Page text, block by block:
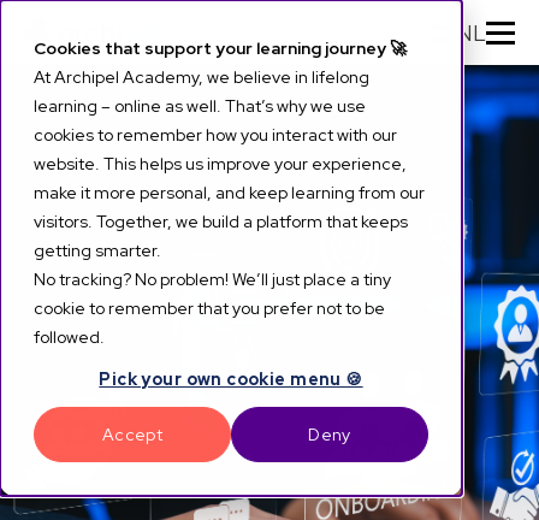
Cookies that support your learning journey 🚀
At Archipel Academy, we believe in lifelong
learning – online as well. That’s why we use
cookies to remember how you interact with our
website. This helps us improve your experience,
make it more personal, and keep learning from our
visitors. Together, we build a platform that keeps
getting smarter.
No tracking? No problem! We’ll just place a tiny
cookie to remember that you prefer not to be
followed.
Pick your own cookie menu 🍪
Accept Deny
NL